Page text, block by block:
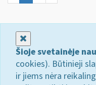
Šioje svetainėje
cookies). Būtinieji
ir jiems nėra